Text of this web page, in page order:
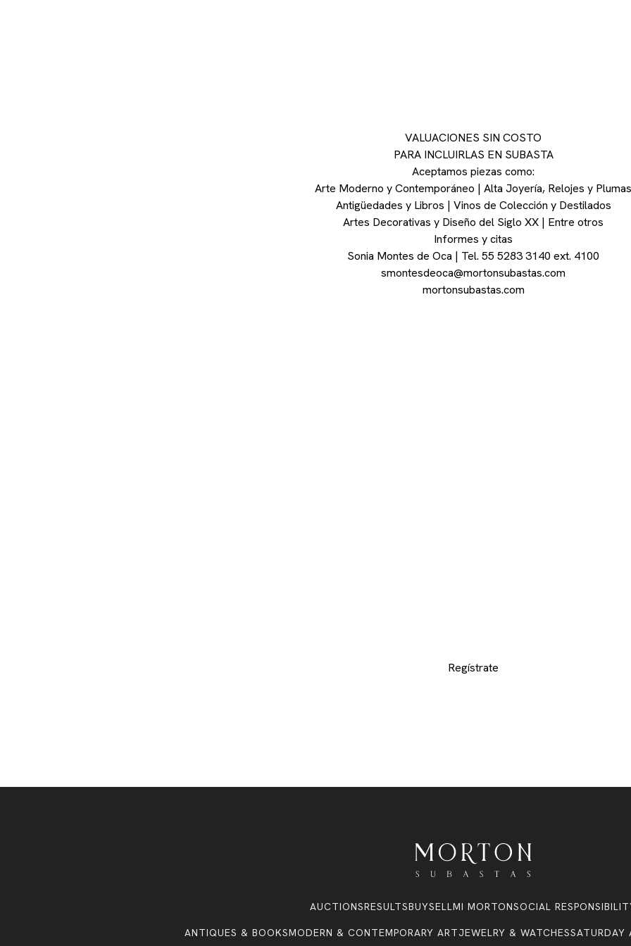
VALUACIONES SIN COSTO
PARA INCLUIRLAS EN SUBASTA
Aceptamos piezas como:
Arte Moderno y Contemporáneo | Alta Joyería, Relojes y Plumas
Antigüedades y Libros | Vinos de Colección y Destilados
Artes Decorativas y Diseño del Siglo XX | Entre otros
Informes y citas
Sonia Montes de Oca | Tel. 55 5283 3140 ext. 4100
smontesdeoca@mortonsubastas.com
mortonsubastas.com
Regístrate
AUCTIONSRESULTSBUYSELLMI MORTONSOCIAL
ANTIQUES & BOOKSMODERN & CONTEMPORARY ARTJEWELRY & WATCHESSATURDAY